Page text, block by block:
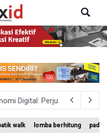
Digital: Perjuangan Siti
Kenaikan Gaji Kepala
walk lomba berhitung